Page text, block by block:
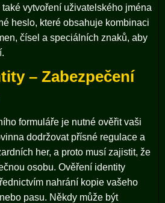
vytvoření uživatelského jména
heslo, které obsahuje kombinaci
čísel a speciálních znaků, aby
– Zabezpečení
formuláře je nutné ověřit vaši
dodržovat přísné regulace a
her, a proto musí zajistit, že
osobu. Ověření identity
nahrání kopie vašeho
pasu. Někdy může být